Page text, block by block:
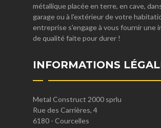
métallique placée en terre, en cave,
garage ou à l'extérieur de votre
entreprise s'engage à vous fournir une
de qualité faite pour durer !
INFORMATIONS
Metal Construct 2000 sprlu
Rue des Carrières, 4
6180 - Courcelles